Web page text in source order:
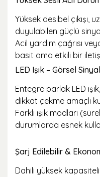
Yüksek desibel çıkışı,
duyulabilen güçlü
Acil yardım çağrısı
basit ama etkili bir
LED Işık – Görsel Sinyal
Entegre parlak LED
dikkat çekme amaçlı
Farklı ışık modları
durumlarda esnek
Şarj Edilebilir &
Dahili yüksek